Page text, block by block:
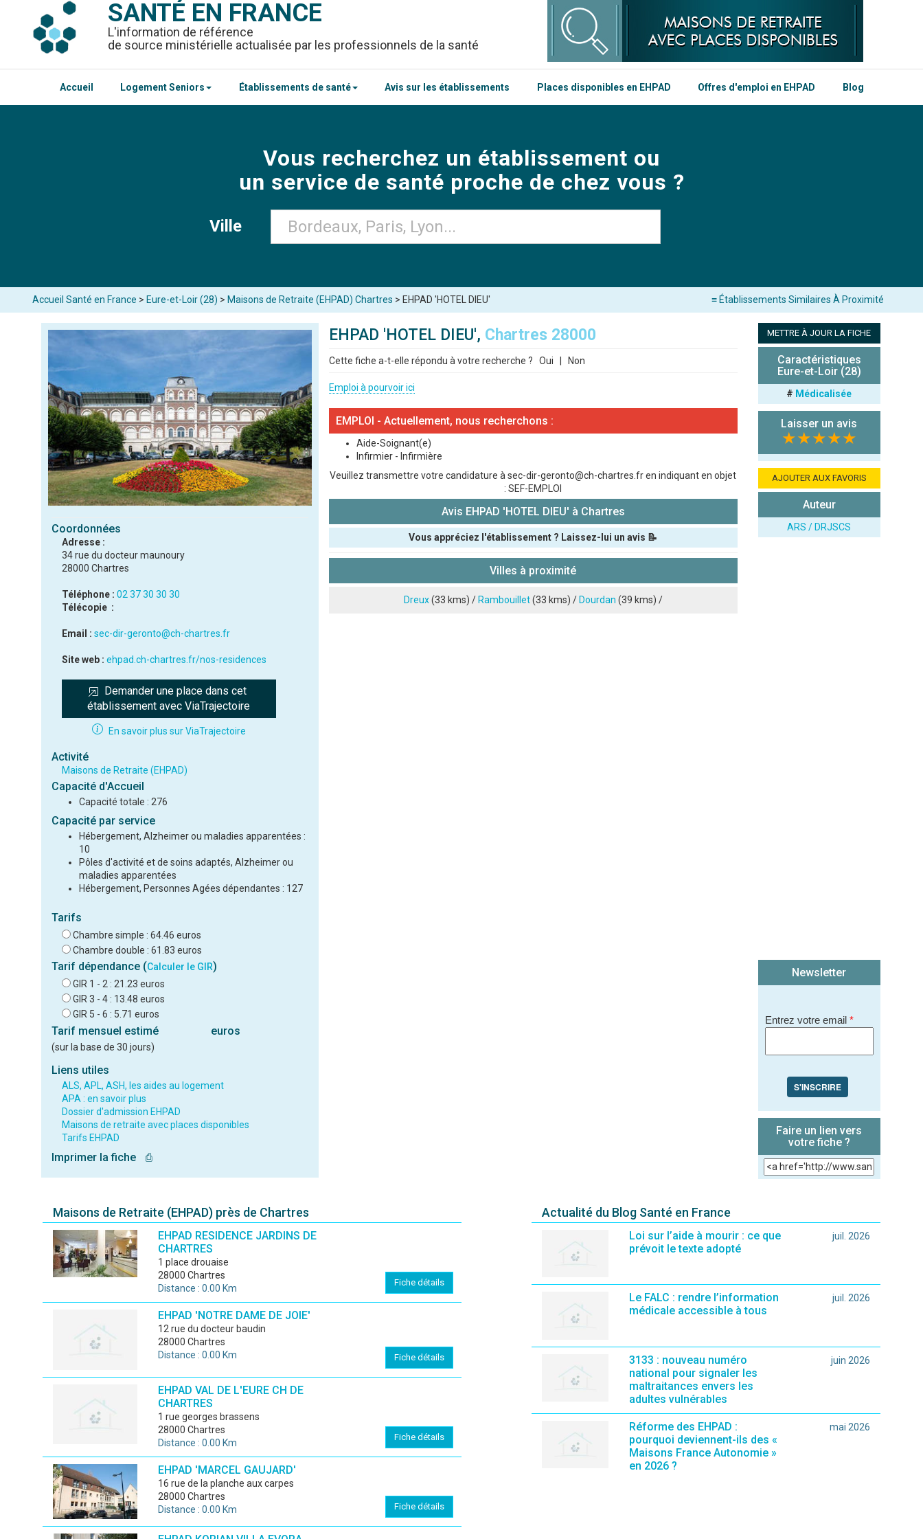
SANTÉ EN FRANCE
L'information de référence
de source ministérielle actualisée par les professionnels de la santé
Accueil Logement Seniors Établissements de santé Avis sur les établissements Places disponibles en EHPAD Offres d'emploi en EHPAD Blog
Vous recherchez un établissement ou
un service de santé proche de chez vous ?
Ville
≡ Établissements Similaires À Proximité
Accueil Santé en France > Eure-et-Loir (28) > Maisons de Retraite (EHPAD) Chartres > EHPAD 'HOTEL DIEU'
Coordonnées
Adresse :
34 rue du docteur maunoury
28000 Chartres
Téléphone : 02 37 30 30 30
Télécopie :
Email : sec-dir-geronto@ch-chartres.fr
Site web : ehpad.ch-chartres.fr/nos-residences
Demander une place dans cet
établissement avec ViaTrajectoire
En savoir plus sur ViaTrajectoire
Activité
Maisons de Retraite (EHPAD)
Capacité d'Accueil
Capacité totale : 276
Capacité par service
Hébergement, Alzheimer ou maladies apparentées :
10
Pôles d'activité et de soins adaptés, Alzheimer ou
maladies apparentées
Hébergement, Personnes Agées dépendantes : 127
Tarifs
Chambre simple : 64.46 euros
Chambre double : 61.83 euros
Tarif dépendance (Calculer le GIR)
GIR 1 - 2 : 21.23 euros
GIR 3 - 4 : 13.48 euros
GIR 5 - 6 : 5.71 euros
Tarif mensuel estimé euros
(sur la base de 30 jours)
Liens utiles
ALS, APL, ASH, les aides au logement
APA : en savoir plus
Dossier d'admission EHPAD
Maisons de retraite avec places disponibles
Tarifs EHPAD
Imprimer la fiche ⎙
EHPAD 'HOTEL DIEU', Chartres 28000
Cette fiche a-t-elle répondu à votre recherche ? Oui Non
Emploi à pourvoir ici
EMPLOI - Actuellement, nous recherchons :
Aide-Soignant(e)
Infirmier - Infirmière
Veuillez transmettre votre candidature à sec-dir-geronto@ch-chartres.fr en indiquant en objet
: SEF-EMPLOI
Avis EHPAD 'HOTEL DIEU' à Chartres
Vous appréciez l'établissement ? Laissez-lui un avis 📝
Note que vous souhaitez attribuer :
Villes à proximité
Dreux(33 kms) / Rambouillet(33 kms) / Dourdan (39 kms) /
METTRE À JOUR LA FICHE
Caractéristiques
Eure-et-Loir (28)
# Médicalisée
Laisser un avis
★★★★★
AJOUTER AUX FAVORIS
Auteur
ARS / DRJSCS
Newsletter
Entrez votre email *
S'INSCRIRE
Faire un lien vers
votre fiche ?
Maisons de Retraite (EHPAD) près de Chartres
EHPAD RESIDENCE JARDINS DE
CHARTRES
1 place drouaise
28000 Chartres
Distance : 0.00 Km
Fiche détails
EHPAD 'NOTRE DAME DE JOIE'
12 rue du docteur baudin
28000 Chartres
Distance : 0.00 Km
Fiche détails
EHPAD VAL DE L'EURE CH DE
CHARTRES
1 rue georges brassens
28000 Chartres
Distance : 0.00 Km
Fiche détails
EHPAD 'MARCEL GAUJARD'
16 rue de la planche aux carpes
28000 Chartres
Distance : 0.00 Km
Fiche détails
Actualité du Blog Santé en France
Loi sur l’aide à mourir : ce que
prévoit le texte adopté
juil. 2026
Le FALC : rendre l’information
médicale accessible à tous
juil. 2026
3133 : nouveau numéro
national pour signaler les
maltraitances envers les
adultes vulnérables
juin 2026
Réforme des EHPAD :
pourquoi deviennent-ils des «
Maisons France Autonomie »
en 2026 ?
mai 2026